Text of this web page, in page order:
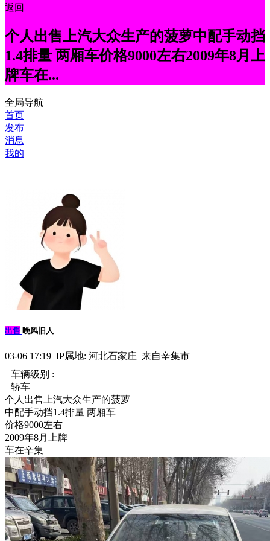
返回
个人出售上汽大众生产的菠萝中配手动挡
1.4排量 两厢车价格9000左右2009年8月上
牌车在...
全局导航
首页
发布
消息
我的
出售 晚风旧人
03-06 17:19 IP属地: 河北石家庄 来自辛集市
车辆级别 :
轿车
个人出售上汽大众生产的菠萝
中配手动挡1.4排量 两厢车
价格9000左右
2009年8月上牌
车在辛集